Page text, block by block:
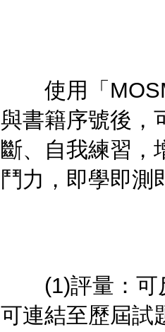
使用「
與書籍序號後，
斷、自我練習，
鬥力，即學即測
(1)評量：可
可連結至歷屆試